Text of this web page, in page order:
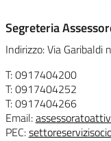
Segreteria
Indirizzo: Via Garibaldi
T: 0917404200
T: 0917404252
T: 0917404266
Email:
PEC: